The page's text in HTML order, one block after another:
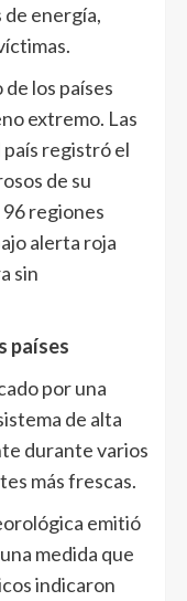
energía,
los países
extremo. Las
registró el
de su
regiones
alerta roja
sin
países
por una
de alta
durante varios
más frescas.
emitió
medida que
indicaron